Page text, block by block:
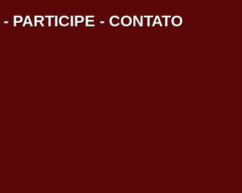
- PARTICIPE - CONTATO